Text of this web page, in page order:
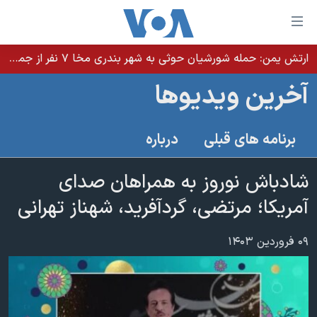
لینکهای
قابل
دسترسی
جهش
اصلی
جهش
به
صفحه
اصلی
جهش
به
جستجو
خانه
نسخه سبک وب‌سایت
آمریکا
جهان
گزیده‌ها
ویژه برنامه‌ها
ویدیوها
برنامه های تلویزیونی
جدول برنامه ها
صفحه‌های ویژه
عملیات خشم حماسی
بایگانی برنامه‌های تلویزیونی
پخش رادیویی
یادگیری زبان انگلیسی
ارتش یمن: حمله شورشیان حوثی به شهر بندری مخا ۷ نفر از جمله غیرنظامیان را کشت
آخرین ویدیوها
برنامه های قبلی درباره
شادباش نوروز به همراهان صدای
آمریکا؛ مرتضی، گردآفرید، شهناز تهرانی
۰۹ فروردین ۱۴۰۳